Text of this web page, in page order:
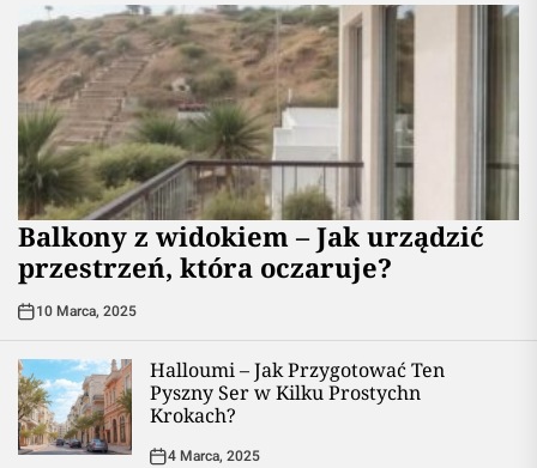
Balkony z widokiem – Jak urządzić
przestrzeń, która oczaruje?
10 Marca, 2025
Halloumi – Jak Przygotować Ten
Pyszny Ser w Kilku Prostychn
Krokach?
4 Marca, 2025